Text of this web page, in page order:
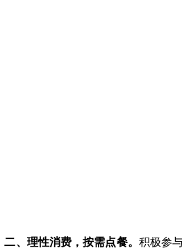
二、理性消费，按需点餐。 积极参